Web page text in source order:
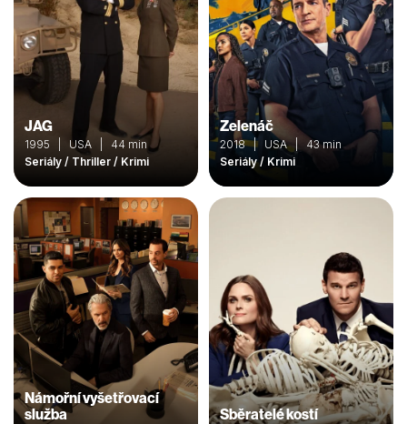
JAG
1995 | USA | 44 min
Seriály / Thriller / Krimi
Zelenáč
2018 | USA | 43 min
Seriály / Krimi
Námořní vyšetřovací
služba
Sběratelé kostí